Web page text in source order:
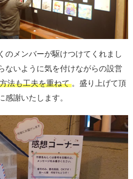
のメンバーが駆けつけてくれまし
ないように気を付けながらの設営
法も工夫を重ねて。盛り上げて頂
感謝いたします。